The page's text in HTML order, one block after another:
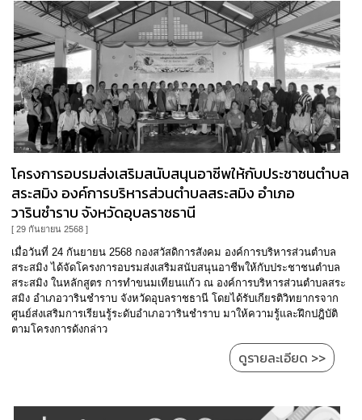
โครงการอบรมส่งเสริมสนับสนุนอาชีพให้กับประชาชนตำบล
สระสมิง องค์การบริหารส่วนตำบลสระสมิง อำเภอ
วารินชำราบ จังหวัดอุบลราชธานี
[ 29 กันยายน 2568 ]
เมื่อวันที่ 24 กันยายน 2568 กองสวัสดิการสังคม องค์การบริหารส่วนตำบล
สระสมิง ได้จัดโครงการอบรมส่งเสริมสนับสนุนอาชีพให้กับประชาชนตำบล
สระสมิง ในหลักสูตร การทำขนมเทียนแก้ว ณ องค์การบริหารส่วนตำบลสระ
สมิง อำเภอวารินชำราบ จังหวัดอุบลราชธานี โดยได้รับเกียรติวิทยากรจาก
ศูนย์ส่งเสริมการเรียนรู้ระดับอำเภอวารินชำราบ มาให้ความรู้และฝึกปฎิบัติ
ตามโครงการดังกล่าว
ดูรายละเอียด >>